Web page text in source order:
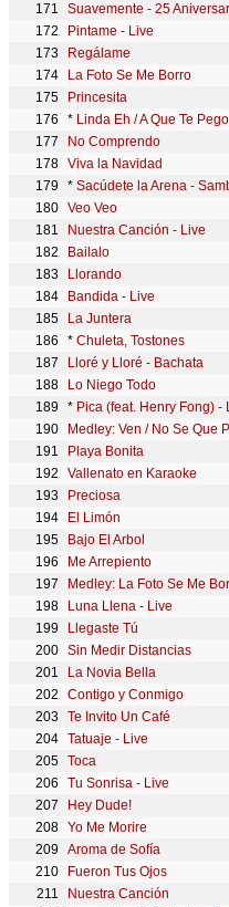
Suavemente - 25
Pintame - Live
Regálame
La Foto Se Me Borro
Princesita
* Linda Eh / A Que Te Pego Mi
No Comprendo
Viva la Navidad
* Sacúdete la Arena -
Veo Veo
Nuestra Canción - Live
Bailalo
Llorando
Bandida - Live
La Juntera
* Chuleta, Tostones
Lloré y Lloré - Bachata
Lo Niego Todo
* Pica (feat. Henry Fong)
Playa Bonita
Vallenato en Karaoke
Preciosa
El Limón
Bajo El Arbol
Me Arrepiento
Luna Llena - Live
Llegaste Tú
Sin Medir Distancias
La Novia Bella
Contigo y Conmigo
Te Invito Un Café
Tatuaje - Live
Toca
Tu Sonrisa - Live
Hey Dude!
Yo Me Morire
Aroma de Sofía
Fueron Tus Ojos
Nuestra Canción